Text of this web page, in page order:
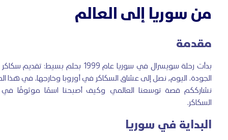
من سوريا إلى العالم
مقدمة
بدأت رحلة سويسرال في سوريا عام 1999 بحلم بسيط: تقديم
الجودة. اليوم، نصل إلى عشاق السكاكر في أوروبا وخارجها. في هذا
نشارككم قصة توسعنا العالمي وكيف أصبحنا اسمًا موثوقًا في
السكاكر.
البداية في سوريا